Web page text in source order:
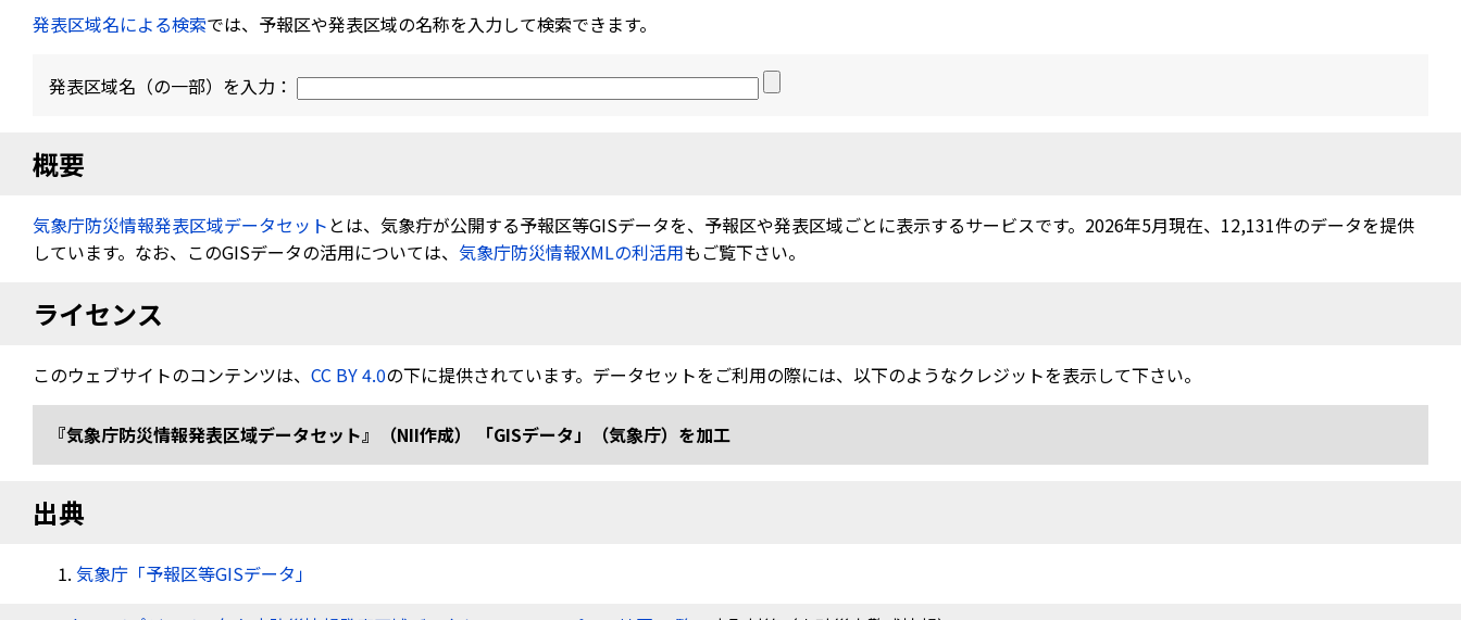
発表区域名による検索では、予報区や発表区域の名称を入力して検索できます。
発表区域名（の一部）を入力：
概要
気象庁防災情報発表区域データセット とは、気象疔が公開する予報区等GISデータを、予報区や発表区域ごとに表示するサービスです。2026年5月現在、12,131件のデータを提供
しています。なお、このGISデータの活用については、 気象庁防災情報XMLの利活用もご覧下さい。
ライセンス
このウェブサイトのコンテンツは、 CC BY 4.0の下に提供されています。データセットをご利用の際には、以下のようなクレジットを表示して下さい。
『気象庁防災情報発表区域データセット』（NII作成） 「GISデータ」（気象庁）を加工
出典
気象庁「予報区等GISデータ」